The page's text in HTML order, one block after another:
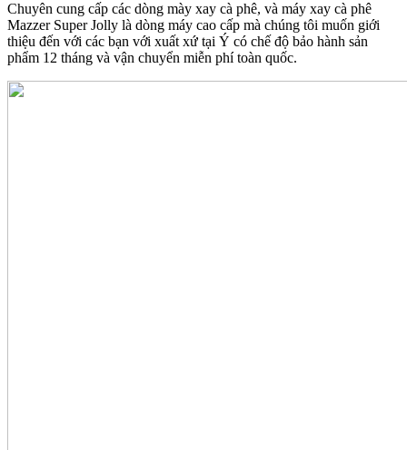
Chuyên cung cấp các dòng mày xay cà phê, và máy xay cà phê
Mazzer Super Jolly là dòng máy cao cấp mà chúng tôi muốn giới
thiệu đến với các bạn với xuất xứ tại Ý có chế độ bảo hành sản
phẩm 12 tháng và vận chuyển miễn phí toàn quốc.